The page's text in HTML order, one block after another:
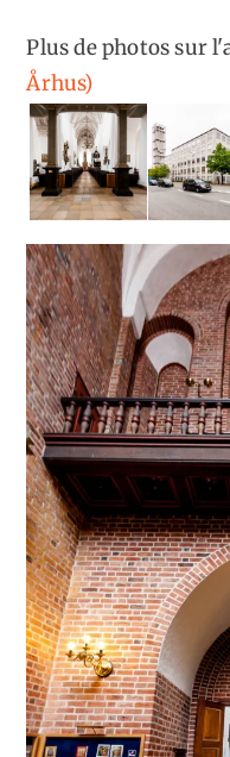
Plus de photos sur
Århus)